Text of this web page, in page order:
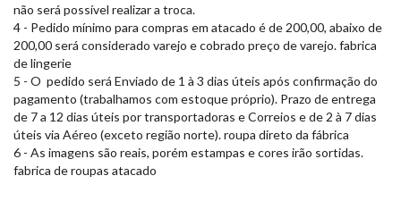
não será possível realizar a troca.
4 - Pedido mínimo para compras em atacado é de 200,00, abaixo de
200,00 será considerado varejo e cobrado preço de varejo. fabrica
de lingerie
5 - O pedido será Enviado de 1 à 3 dias úteis após confirmação do
pagamento (trabalhamos com estoque próprio). Prazo de entrega
de 7 a 12 dias úteis por transportadoras e Correios e de 2 à 7 dias
úteis via Aéreo (exceto região norte). roupa direto da fábrica
6 - As imagens são reais, porém estampas e cores irão sortidas.
fabrica de roupas atacado